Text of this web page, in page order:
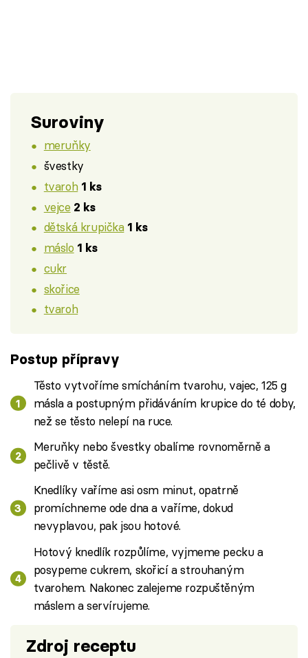
Suroviny
meruňky
švestky
tvaroh 1 ks
vejce 2 ks
dětská krupička 1 ks
máslo 1 ks
cukr
skořice
tvaroh
Postup přípravy
Těsto vytvoříme smícháním tvarohu, vajec, 125 g
másla a postupným přidáváním krupice do té doby,
než se těsto nelepí na ruce.
Meruňky nebo švestky obalíme rovnoměrně a
pečlivě v těstě.
Knedlíky vaříme asi osm minut, opatrně
promíchneme ode dna a vaříme, dokud
nevyplavou, pak jsou hotové.
Hotový knedlík rozpůlíme, vyjmeme pecku a
posypeme cukrem, skořicí a strouhaným
tvarohem. Nakonec zalejeme rozpuštěným
máslem a servírujeme.
Zdroj receptu